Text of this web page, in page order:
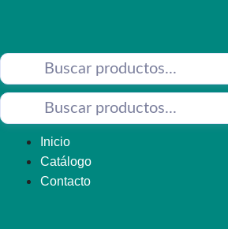
Inicio
Catálogo
Contacto